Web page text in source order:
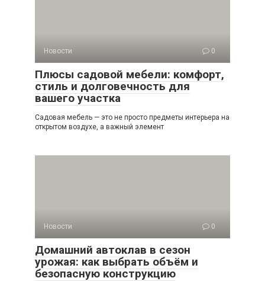
Новости 0
Плюсы садовой мебели: комфорт,
стиль и долговечность для
вашего участка
Садовая мебель — это не просто предметы интерьера на
открытом воздухе, а важный элемент
Новости 0
Домашний автоклав в сезон
урожая: как выбрать объём и
безопасную конструкцию